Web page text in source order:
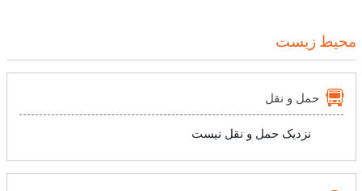
محیط زیست
حمل و نقل
نزدیک حمل و نقل نیست